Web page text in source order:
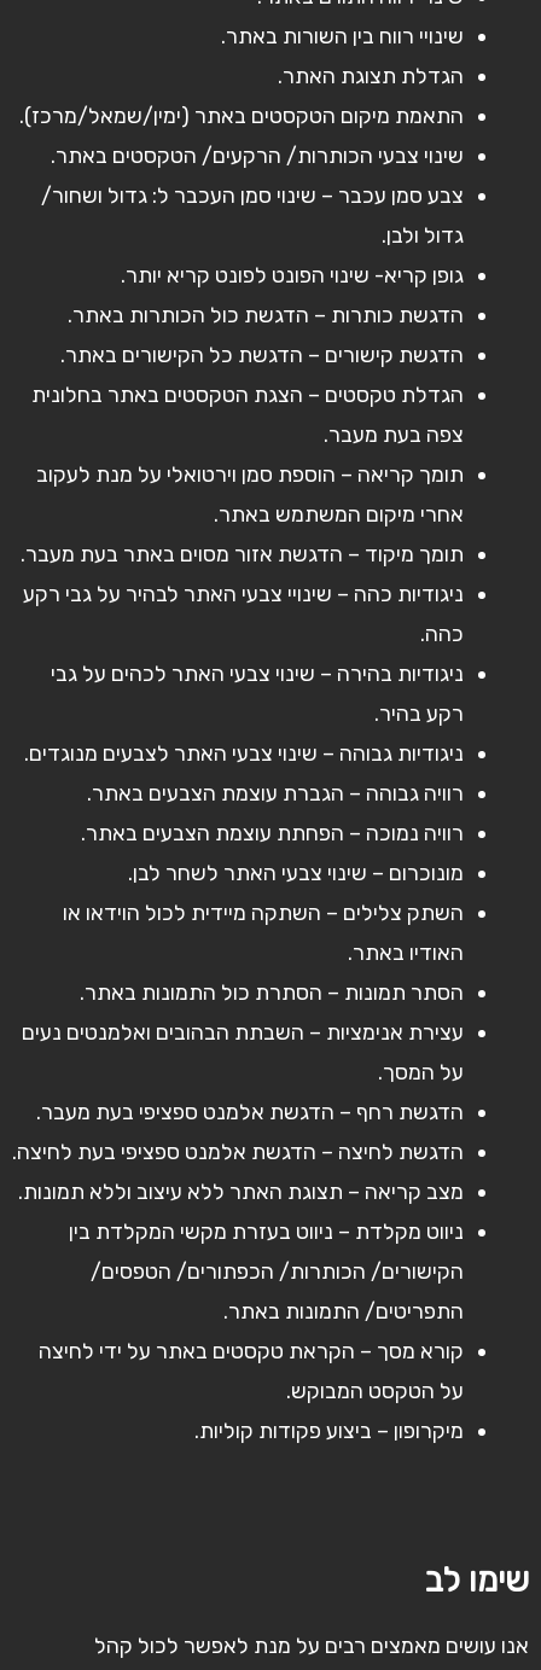
שינויי רווח בין השורות באתר.
הגדלת תצוגת האתר.
התאמת מיקום הטקסטים באתר (ימין/שמאל/מרכז).
שינוי צבעי הכותרות/ הרקעים/ הטקסטים באתר.
צבע סמן עכבר – שינוי סמן העכבר ל: גדול ושחור/
גדול ולבן.
גופן קריא- שינוי הפונט לפונט קריא יותר.
הדגשת כותרות – הדגשת כול הכותרות באתר.
הדגשת קישורים – הדגשת כל הקישורים באתר.
הגדלת טקסטים – הצגת הטקסטים באתר בחלונית
צפה בעת מעבר.
תומך קריאה – הוספת סמן וירטואלי על מנת לעקוב
אחרי מיקום המשתמש באתר.
תומך מיקוד – הדגשת אזור מסוים באתר בעת מעבר.
ניגודיות כהה – שינויי צבעי האתר לבהיר על גבי רקע
כהה.
ניגודיות בהירה – שינוי צבעי האתר לכהים על גבי
רקע בהיר.
ניגודיות גבוהה – שינוי צבעי האתר לצבעים מנוגדים.
רוויה גבוהה – הגברת עוצמת הצבעים באתר.
רוויה נמוכה – הפחתת עוצמת הצבעים באתר.
מונוכרום – שינוי צבעי האתר לשחר לבן.
השתק צלילים – השתקה מיידית לכול הוידאו או
האודיו באתר.
הסתר תמונות – הסתרת כול התמונות באתר.
עצירת אנימציות – השבתת הבהובים ואלמנטים נעים
על המסך.
הדגשת רחף – הדגשת אלמנט ספציפי בעת מעבר.
הדגשת לחיצה – הדגשת אלמנט ספציפי בעת לחיצה.
מצב קריאה – תצוגת האתר ללא עיצוב וללא תמונות.
ניווט מקלדת – ניווט בעזרת מקשי המקלדת בין
הקישורים/ הכותרות/ הכפתורים/ הטפסים/
התפריטים/ התמונות באתר.
קורא מסך – הקראת טקסטים באתר על ידי לחיצה
על הטקסט המבוקש.
מיקרופון – ביצוע פקודות קוליות.
שימו לב
אנו עושים מאמצים רבים על מנת לאפשר לכול קהל